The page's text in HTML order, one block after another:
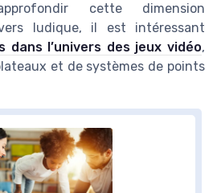
cette dimension
ludique, il est intéressant
dans l’univers des jeux vidéo,
et de systèmes de points